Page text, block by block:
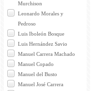
Murchison
Leonardo Morales y
Pedroso
Luis Iboleón Bosque
Luis Hernández Savio
Manuel Carrera Machado
Manuel Copado
Manuel del Busto
Manuel José Carrera